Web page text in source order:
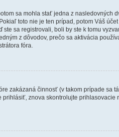
sa mohla stať jedna z nasledovných
toto nie je ten prípad, potom Váš
sa registrovali, boli by ste k tomu
z dôvodov, prečo sa aktivácia
fóra.
zakázaná činnosť (v takom prípade sa
znova skontrolujte